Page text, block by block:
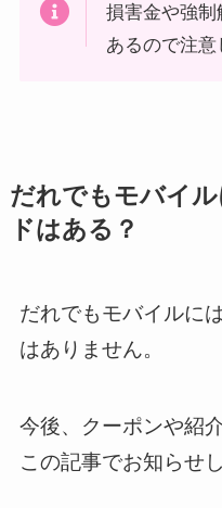
損害金や強
あるので注意
だれでもモバイ
ドはある？
だれでもモバイルに
はありません。
今後、クーポンや紹
この記事でお知らせし